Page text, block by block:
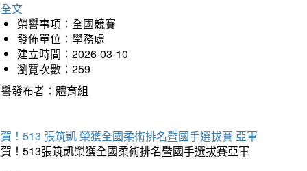
文
榮譽事項：全國競賽
發佈單位：學務處
建立時間：2026-03-10
瀏覽次數：259
發布者：體育組
！513 張筑凱 榮獲全國柔術排名暨國手選拔賽 亞軍
！513張筑凱榮獲全國柔術排名暨國手選拔賽亞軍